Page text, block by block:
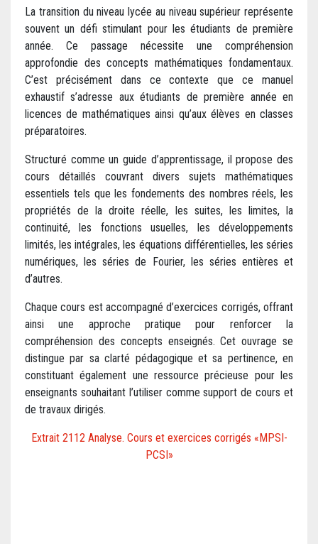
La transition du niveau lycée au niveau supérieur représente
souvent un défi stimulant pour les étudiants de première
année. Ce passage nécessite une compréhension
approfondie des concepts mathématiques fondamentaux.
C’est précisément dans ce contexte que ce manuel
exhaustif s’adresse aux étudiants de première année en
licences de mathématiques ainsi qu’aux élèves en classes
préparatoires.
Structuré comme un guide d’apprentissage, il propose des
cours détaillés couvrant divers sujets mathématiques
essentiels tels que les fondements des nombres réels, les
propriétés de la droite réelle, les suites, les limites, la
continuité, les fonctions usuelles, les développements
limités, les intégrales, les équations différentielles, les séries
numériques, les séries de Fourier, les séries entières et
d’autres.
Chaque cours est accompagné d’exercices corrigés, offrant
ainsi une approche pratique pour renforcer la
compréhension des concepts enseignés. Cet ouvrage se
distingue par sa clarté pédagogique et sa pertinence, en
constituant également une ressource précieuse pour les
enseignants souhaitant l’utiliser comme support de cours et
de travaux dirigés.
Extrait 2112 Analyse. Cours et exercices corrigés «MPSI-
PCSI»